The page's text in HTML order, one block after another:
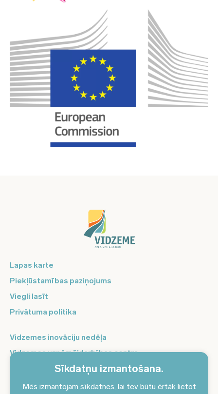
Sīkdatņu izmantošana.
Mēs izmantojam sīkdatnes, lai tev būtu ērtāk lietot
Lapas karte
Piekļūstamības paziņojums
Viegli lasīt
Privātuma politika
Vidzemes inovāciju nedēļa
Vidzemes uzņēmējdarbības centrs
Balso Vidzeme
Pierakstieties jaunumiem un saņemiet aktuālākos